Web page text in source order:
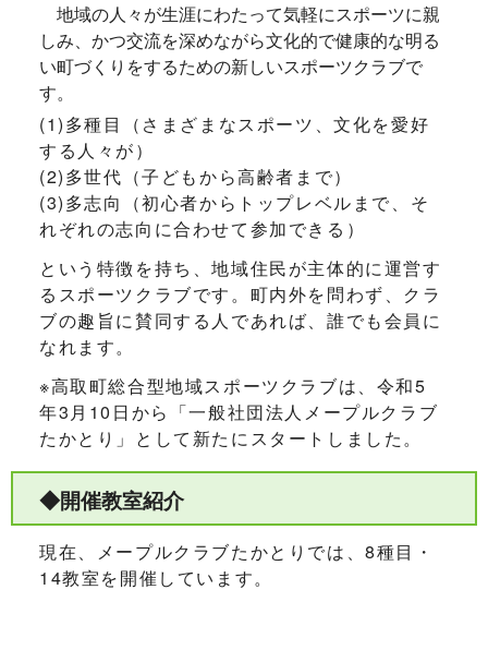
地域の人々が生涯にわたって気軽にスポーツに親
しみ、かつ交流を深めながら文化的で健康的な明る
い町づくりをするための新しいスポーツクラブで
す。
(1)多種目（さまざまなスポーツ、文化を愛好
する人々が）
(2)多世代（子どもから高齢者まで）
(3)多志向（初心者からトップレベルまで、そ
れぞれの志向に合わせて参加できる）
という特徴を持ち、地域住民が主体的に運営す
るスポーツクラブです。町内外を問わず、クラ
ブの趣旨に賛同する人であれば、誰でも会員に
なれます。
※高取町総合型地域スポーツクラブは、令和5
年3月10日から「一般社団法人メープルクラブ
たかとり」として新たにスタートしました。
◆開催教室紹介
現在、メープルクラブたかとりでは、8種目・
14教室を開催しています。